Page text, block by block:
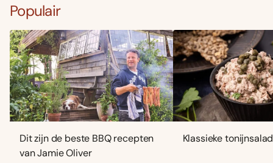
Populair
Dit zijn de beste BBQ recepten
van Jamie Oliver
Klassieke